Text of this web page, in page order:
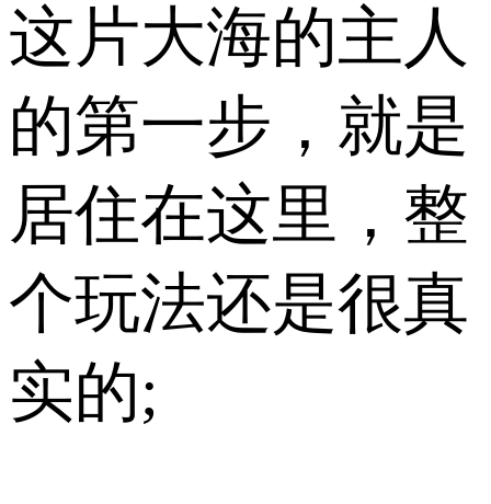
这片大海的主人
的第一步，就是
居住在这里，整
个玩法还是很真
实的;